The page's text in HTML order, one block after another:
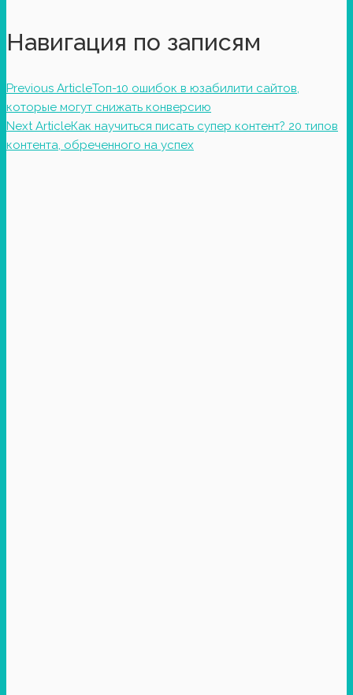
Навигация по записям
Previous ArticleТоп-10 ошибок в юзабилити сайтов,
которые могут снижать конверсию
Next ArticleКак научиться писать супер контент? 20 типов
контента, обреченного на успех